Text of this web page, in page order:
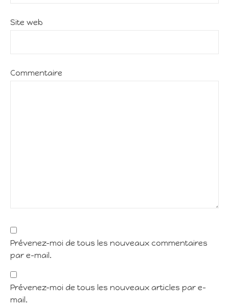
Site web
Commentaire
Prévenez-moi de tous les nouveaux commentaires
par e-mail.
Prévenez-moi de tous les nouveaux articles par e-
mail.